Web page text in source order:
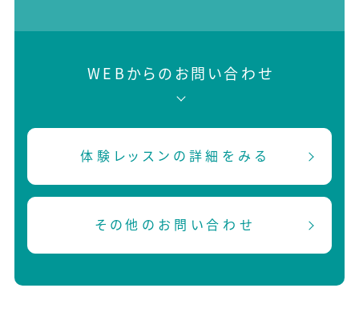
WEBからのお問い合わせ
体験レッスンの詳細をみる
その他のお問い合わせ